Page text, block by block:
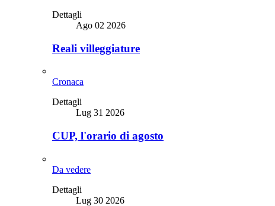
Dettagli
Ago 02 2026
Reali villeggiature
Cronaca
Dettagli
Lug 31 2026
CUP, l'orario di agosto
Da vedere
Dettagli
Lug 30 2026